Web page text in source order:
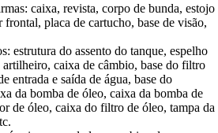
caixa, revista, corpo de bunda, estojo
placa de cartucho, base de visão,
estrutura do assento do tanque, espelho
caixa de câmbio, base do filtro
entrada e saída de água, base do
da bomba de óleo, caixa da bomba de
de óleo, caixa do filtro de óleo, tampa da